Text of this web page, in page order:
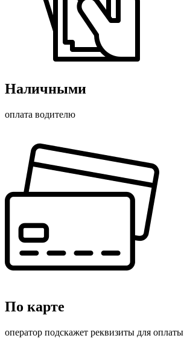
Наличными
оплата водителю
По карте
оператор подскажет реквизиты для оплаты